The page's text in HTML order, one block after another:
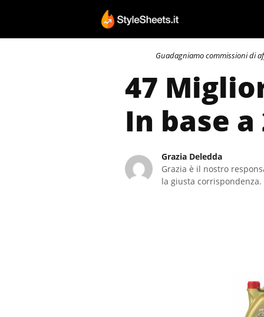
contenuto
Guadagniamo commissioni di
47
In base
Grazia Deledda
Grazia è il nostro
la giusta